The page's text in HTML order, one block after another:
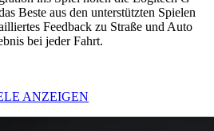
Beste aus den unterstützten Spielen
Feedback zu Straße und Auto
bei jeder Fahrt.
ANZEIGEN